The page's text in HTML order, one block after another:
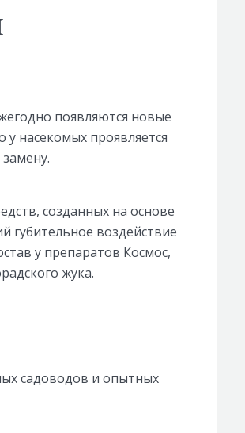
появляются новые
насекомых проявляется
созданных на основе
воздействие
у препаратов Космос,
жука.
садоводов и опытных